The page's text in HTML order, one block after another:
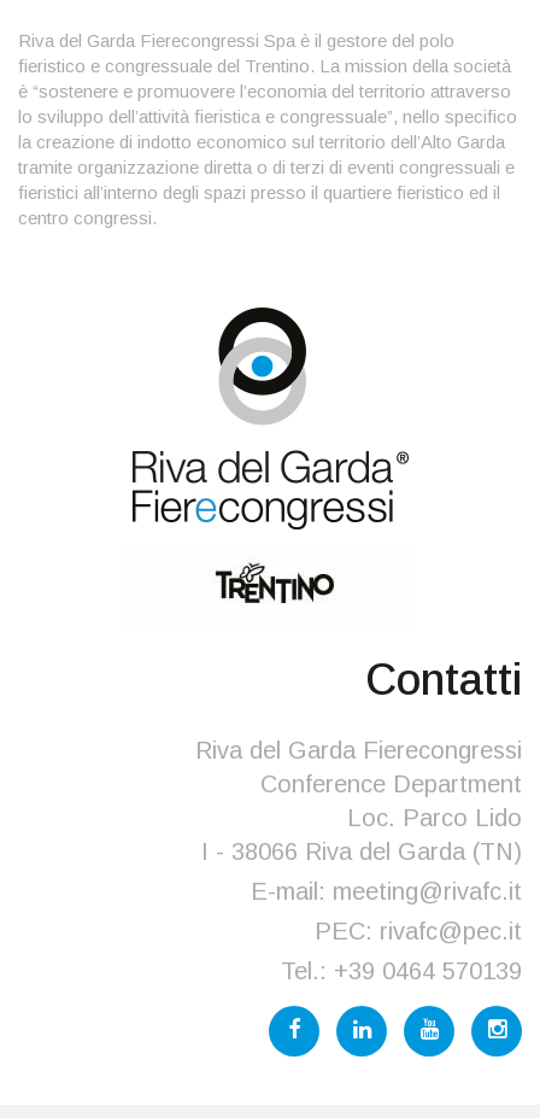
Riva del Garda Fierecongressi Spa è il gestore del polo
fieristico e congressuale del Trentino. La mission della società
è “sostenere e promuovere l’economia del territorio attraverso
lo sviluppo dell’attività fieristica e congressuale”, nello specifico
la creazione di indotto economico sul territorio dell’Alto Garda
tramite organizzazione diretta o di terzi di eventi congressuali e
fieristici all’interno degli spazi presso il quartiere fieristico ed il
centro congressi.
Contatti
Riva del Garda Fierecongressi
Conference Department
Loc. Parco Lido
I - 38066 Riva del Garda (TN)
E-mail: meeting@rivafc.it
PEC: rivafc@pec.it
Tel.: +39 0464 570139